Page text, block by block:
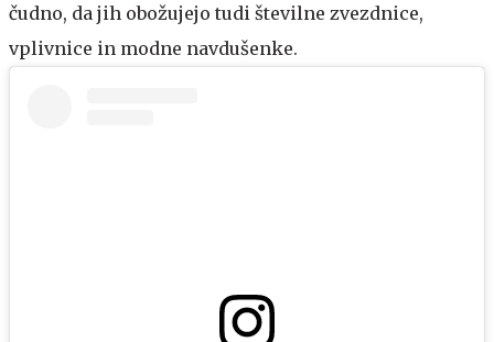
čudno, da jih obožujejo tudi številne zvezdnice,
vplivnice in modne navdušenke.